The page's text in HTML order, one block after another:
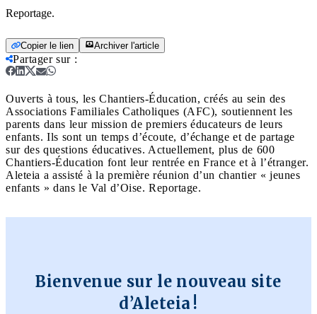
Reportage.
Copier le lien Archiver l'article
Partager sur:
Ouverts à tous, les Chantiers-Éducation, créés au sein des
Associations Familiales Catholiques (AFC), soutiennent les
parents dans leur mission de premiers éducateurs de leurs
enfants. Ils sont un temps d’écoute, d’échange et de partage
sur des questions éducatives. Actuellement, plus de 600
Chantiers-Éducation font leur rentrée en France et à l’étranger.
Aleteia a assisté à la première réunion d’un chantier « jeunes
enfants » dans le Val d’Oise. Reportage.
Bienvenue sur le nouveau site
d’Aleteia !